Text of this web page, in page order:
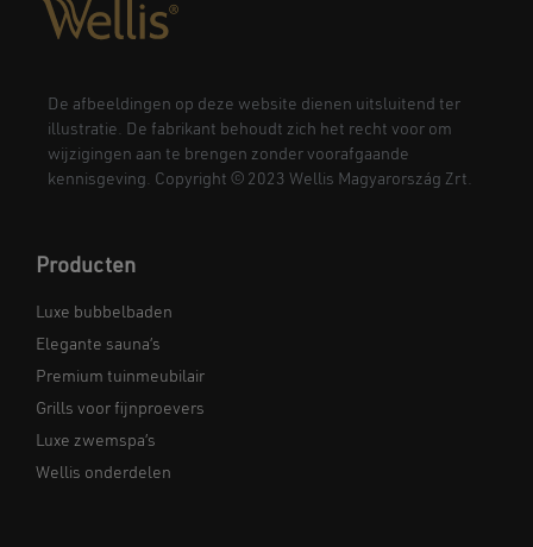
De afbeeldingen op deze website dienen uitsluitend ter
illustratie. De fabrikant behoudt zich het recht voor om
wijzigingen aan te brengen zonder voorafgaande
kennisgeving. Copyright © 2023 Wellis Magyarország Zrt.
Producten
Luxe bubbelbaden
Elegante sauna’s
Premium tuinmeubilair
Grills voor fijnproevers
Luxe zwemspa’s
Wellis onderdelen